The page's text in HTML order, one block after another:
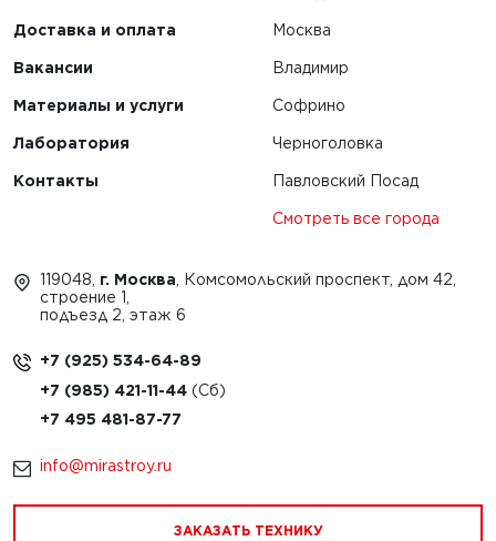
Доставка и оплата
Вакансии
Материалы и услуги
Лаборатория
Контакты
Москва
Владимир
Софрино
Черноголовка
Павловский Посад
Смотреть все города
119048, г. Москва , Комсомольский проспект, дом 42,
строение 1,
подъезд 2, этаж 6
+7 (925) 534-64-89
+7 (985) 421-11-44
+7 495 481-87-77
info@mirastroy.ru
ЗАКАЗАТЬ ТЕХНИКУ